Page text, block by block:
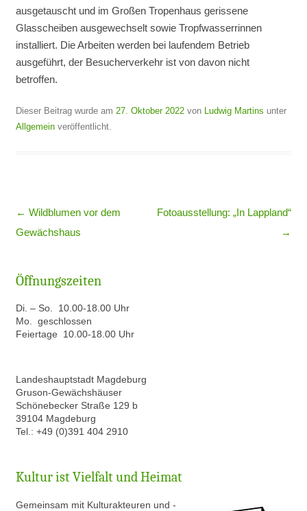
ausgetauscht und im Großen Tropenhaus gerissene
Glasscheiben ausgewechselt sowie Tropfwasserrinnen
installiert. Die Arbeiten werden bei laufendem Betrieb
ausgeführt, der Besucherverkehr ist von davon nicht
betroffen.
Dieser Beitrag wurde am27. Oktober 2022 von Ludwig Martins unter
Allgemein veröffentlicht.
Beitragsnavigation
← Wildblumen vor dem
Gewächshaus
Fotoausstellung: „In Lappland“
→
Öffnungszeiten
Di. – So. 10.00-18.00 Uhr
Mo. geschlossen
Feiertage 10.00-18.00 Uhr
Landeshauptstadt Magdeburg
Gruson-Gewächshäuser
Schönebecker Straße 129 b
39104 Magdeburg
Tel.: +49 (0)391 404 2910
Kultur ist Vielfalt und Heimat
Gemeinsam mit Kulturakteuren und -